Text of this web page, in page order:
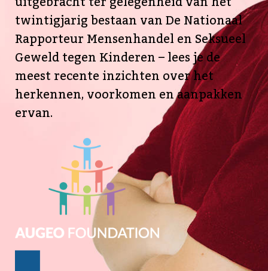
twintigjarig bestaan van De Nationaal
Rapporteur Mensenhandel en Seksueel
Geweld tegen Kinderen – lees je de
meest recente inzichten over het
herkennen, voorkomen en aanpakken
ervan.